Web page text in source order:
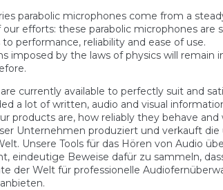
parabolic microphones come from a
efforts: these parabolic microphones
performance, reliability and ease of use.
imposed by the laws of physics will remain
currently available to perfectly suit and
a lot of written, audio and visual
products are, how reliably they behave
Unternehmen produziert und verkauft die
Unsere Tools für das Hören von Audio
eindeutige Beweise dafür zu sammeln,
der Welt für professionelle